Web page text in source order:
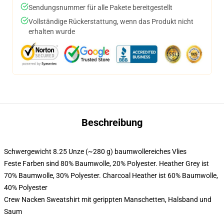
Sendungsnummer für alle Pakete bereitgestellt
Vollständige Rückerstattung, wenn das Produkt nicht
erhalten wurde
Beschreibung
Schwergewicht 8.25 Unze (~280 g) baumwollereiches Vlies
Feste Farben sind 80% Baumwolle, 20% Polyester. Heather Grey ist
70% Baumwolle, 30% Polyester. Charcoal Heather ist 60% Baumwolle,
40% Polyester
Crew Nacken Sweatshirt mit gerippten Manschetten, Halsband und
Saum